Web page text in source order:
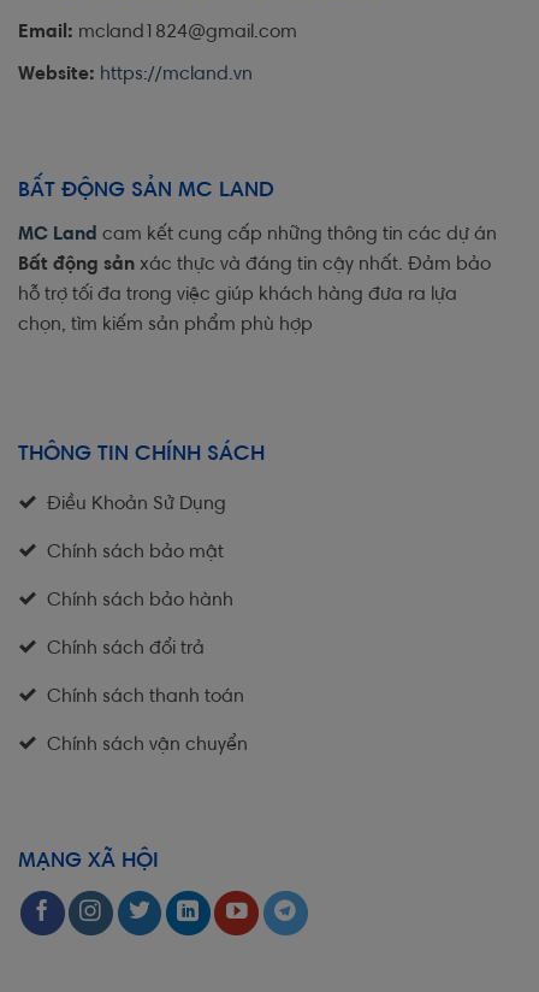
Email: mcland1824@gmail.com
Website: https://mcland.vn
BẤT ĐỘNG SẢN MC LAND
MC Land cam kết cung cấp những thông tin các dự án
Bất động sản xác thực và đáng tin cậy nhất. Đảm bảo
hỗ trợ tối đa trong việc giúp khách hàng đưa ra lựa
chọn, tìm kiếm sản phẩm phù hợp
THÔNG TIN CHÍNH SÁCH
Điều Khoản Sử Dụng
Chính sách bảo mật
Chính sách bảo hành
Chính sách đổi trả
Chính sách thanh toán
Chính sách vận chuyển
MẠNG XÃ HỘI